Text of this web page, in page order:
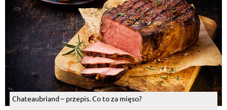
Chateaubriand – przepis. Co to za mięso?